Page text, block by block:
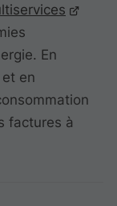
En
en
factures à